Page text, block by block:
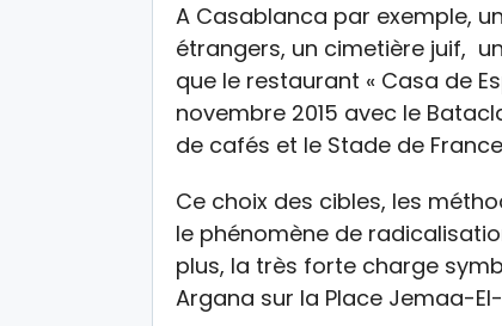
A Casablanca par exemple,
étrangers, un cimetière juif,
que le restaurant « Casa de
novembre 2015 avec le
de cafés et le Stade de
Ce choix des cibles, les
le phénomène de
plus, la très forte charge
Argana sur la Place Jemaa-El-